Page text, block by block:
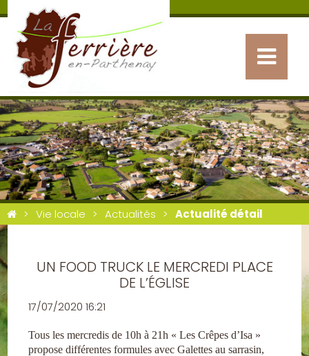
Vie locale Actualités Actualité détail
UN FOOD TRUCK LE MERCREDI PLACE
DE L’ÉGLISE
17/07/2020 16:21
Tous les mercredis de 10h à 21h « Les Crêpes d’Isa »
propose différentes formules avecGalettes au sarrasin,